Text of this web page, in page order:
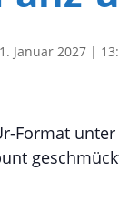
Januar 2027 |
Format